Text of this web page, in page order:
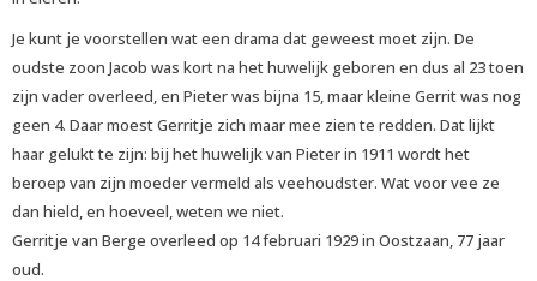
Je kunt je voorstellen wat een drama dat geweest moet zijn. De
oudste zoon Jacob was kort na het huwelijk geboren en dus al 23 toen
zijn vader overleed, en Pieter was bijna 15, maar kleine Gerrit was nog
geen 4. Daar moest Gerritje zich maar mee zien te redden. Dat lijkt
haar gelukt te zijn: bij het huwelijk van Pieter in 1911 wordt het
beroep van zijn moeder vermeld als veehoudster. Wat voor vee ze
dan hield, en hoeveel, weten we niet.
Gerritje van Berge overleed op 14 februari 1929 in Oostzaan, 77 jaar
oud.